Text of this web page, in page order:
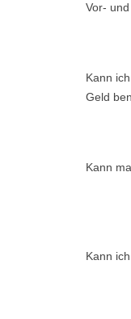
Vor-
Kann
Geld
Kann
Kann